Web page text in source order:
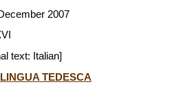
2007
text: Italian]
TEDESCA